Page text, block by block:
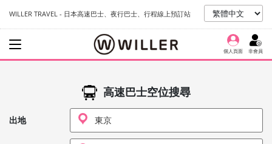
WILLER TRAVEL - 日本高速巴士、夜行巴士、行程線上預訂站
個人頁面 非會員
高速巴士空位搜尋
出地